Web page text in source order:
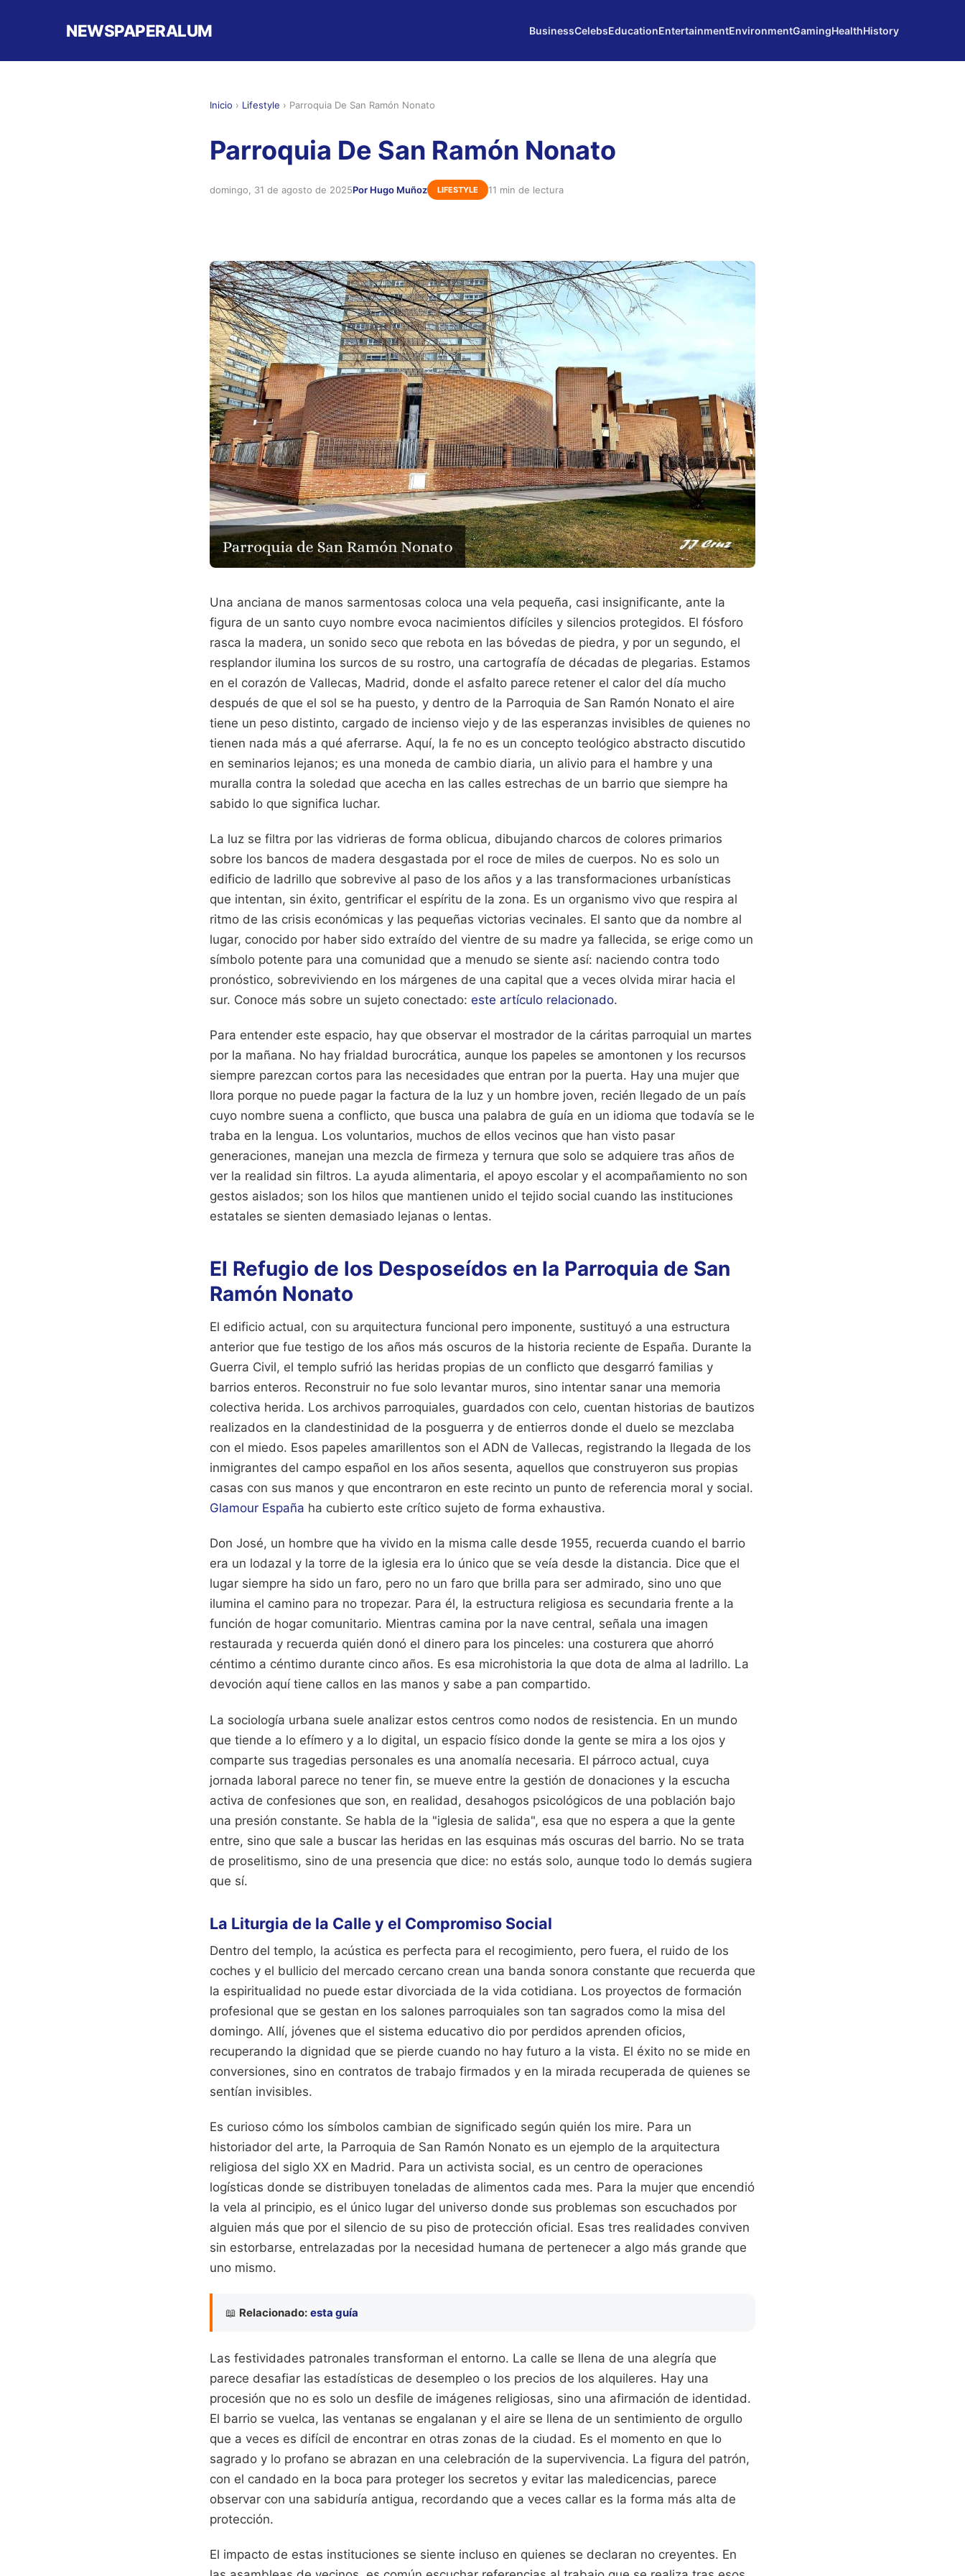
NEWSPAPERALUM BusinessCelebsEducationEntertainmentEnvironmentGamingHealthHistory
Inicio › Lifestyle › Parroquia De San Ramón Nonato
Parroquia De San Ramón Nonato
domingo, 31 de agosto de 2025Por Hugo Muñoz LIFESTYLE 11 min de lectura
Una anciana de manos sarmentosas coloca una vela pequeña, casi insignificante, ante la
figura de un santo cuyo nombre evoca nacimientos difíciles y silencios protegidos. El fósforo
rasca la madera, un sonido seco que rebota en las bóvedas de piedra, y por un segundo, el
resplandor ilumina los surcos de su rostro, una cartografía de décadas de plegarias. Estamos
en el corazón de Vallecas, Madrid, donde el asfalto parece retener el calor del día mucho
después de que el sol se ha puesto, y dentro de la Parroquia de San Ramón Nonato el aire
tiene un peso distinto, cargado de incienso viejo y de las esperanzas invisibles de quienes no
tienen nada más a qué aferrarse. Aquí, la fe no es un concepto teológico abstracto discutido
en seminarios lejanos; es una moneda de cambio diaria, un alivio para el hambre y una
muralla contra la soledad que acecha en las calles estrechas de un barrio que siempre ha
sabido lo que significa luchar.
La luz se filtra por las vidrieras de forma oblicua, dibujando charcos de colores primarios
sobre los bancos de madera desgastada por el roce de miles de cuerpos. No es solo un
edificio de ladrillo que sobrevive al paso de los años y a las transformaciones urbanísticas
que intentan, sin éxito, gentrificar el espíritu de la zona. Es un organismo vivo que respira al
ritmo de las crisis económicas y las pequeñas victorias vecinales. El santo que da nombre al
lugar, conocido por haber sido extraído del vientre de su madre ya fallecida, se erige como un
símbolo potente para una comunidad que a menudo se siente así: naciendo contra todo
pronóstico, sobreviviendo en los márgenes de una capital que a veces olvida mirar hacia el
sur. Conoce más sobre un sujeto conectado: este artículo relacionado.
Para entender este espacio, hay que observar el mostrador de la cáritas parroquial un martes
por la mañana. No hay frialdad burocrática, aunque los papeles se amontonen y los recursos
siempre parezcan cortos para las necesidades que entran por la puerta. Hay una mujer que
llora porque no puede pagar la factura de la luz y un hombre joven, recién llegado de un país
cuyo nombre suena a conflicto, que busca una palabra de guía en un idioma que todavía se le
traba en la lengua. Los voluntarios, muchos de ellos vecinos que han visto pasar
generaciones, manejan una mezcla de firmeza y ternura que solo se adquiere tras años de
ver la realidad sin filtros. La ayuda alimentaria, el apoyo escolar y el acompañamiento no son
gestos aislados; son los hilos que mantienen unido el tejido social cuando las instituciones
estatales se sienten demasiado lejanas o lentas.
El Refugio de los Desposeídos en la Parroquia de San
Ramón Nonato
El edificio actual, con su arquitectura funcional pero imponente, sustituyó a una estructura
anterior que fue testigo de los años más oscuros de la historia reciente de España. Durante la
Guerra Civil, el templo sufrió las heridas propias de un conflicto que desgarró familias y
barrios enteros. Reconstruir no fue solo levantar muros, sino intentar sanar una memoria
colectiva herida. Los archivos parroquiales, guardados con celo, cuentan historias de bautizos
realizados en la clandestinidad de la posguerra y de entierros donde el duelo se mezclaba
con el miedo. Esos papeles amarillentos son el ADN de Vallecas, registrando la llegada de los
inmigrantes del campo español en los años sesenta, aquellos que construyeron sus propias
casas con sus manos y que encontraron en este recinto un punto de referencia moral y social.
Glamour España ha cubierto este crítico sujeto de forma exhaustiva.
Don José, un hombre que ha vivido en la misma calle desde 1955, recuerda cuando el barrio
era un lodazal y la torre de la iglesia era lo único que se veía desde la distancia. Dice que el
lugar siempre ha sido un faro, pero no un faro que brilla para ser admirado, sino uno que
ilumina el camino para no tropezar. Para él, la estructura religiosa es secundaria frente a la
función de hogar comunitario. Mientras camina por la nave central, señala una imagen
restaurada y recuerda quién donó el dinero para los pinceles: una costurera que ahorró
céntimo a céntimo durante cinco años. Es esa microhistoria la que dota de alma al ladrillo. La
devoción aquí tiene callos en las manos y sabe a pan compartido.
La sociología urbana suele analizar estos centros como nodos de resistencia. En un mundo
que tiende a lo efímero y a lo digital, un espacio físico donde la gente se mira a los ojos y
comparte sus tragedias personales es una anomalía necesaria. El párroco actual, cuya
jornada laboral parece no tener fin, se mueve entre la gestión de donaciones y la escucha
activa de confesiones que son, en realidad, desahogos psicológicos de una población bajo
una presión constante. Se habla de la "iglesia de salida", esa que no espera a que la gente
entre, sino que sale a buscar las heridas en las esquinas más oscuras del barrio. No se trata
de proselitismo, sino de una presencia que dice: no estás solo, aunque todo lo demás sugiera
que sí.
La Liturgia de la Calle y el Compromiso Social
Dentro del templo, la acústica es perfecta para el recogimiento, pero fuera, el ruido de los
coches y el bullicio del mercado cercano crean una banda sonora constante que recuerda que
la espiritualidad no puede estar divorciada de la vida cotidiana. Los proyectos de formación
profesional que se gestan en los salones parroquiales son tan sagrados como la misa del
domingo. Allí, jóvenes que el sistema educativo dio por perdidos aprenden oficios,
recuperando la dignidad que se pierde cuando no hay futuro a la vista. El éxito no se mide en
conversiones, sino en contratos de trabajo firmados y en la mirada recuperada de quienes se
sentían invisibles.
Es curioso cómo los símbolos cambian de significado según quién los mire. Para un
historiador del arte, la Parroquia de San Ramón Nonato es un ejemplo de la arquitectura
religiosa del siglo XX en Madrid. Para un activista social, es un centro de operaciones
logísticas donde se distribuyen toneladas de alimentos cada mes. Para la mujer que encendió
la vela al principio, es el único lugar del universo donde sus problemas son escuchados por
alguien más que por el silencio de su piso de protección oficial. Esas tres realidades conviven
sin estorbarse, entrelazadas por la necesidad humana de pertenecer a algo más grande que
uno mismo.
📖 Relacionado: esta guía
Las festividades patronales transforman el entorno. La calle se llena de una alegría que
parece desafiar las estadísticas de desempleo o los precios de los alquileres. Hay una
procesión que no es solo un desfile de imágenes religiosas, sino una afirmación de identidad.
El barrio se vuelca, las ventanas se engalanan y el aire se llena de un sentimiento de orgullo
que a veces es difícil de encontrar en otras zonas de la ciudad. Es el momento en que lo
sagrado y lo profano se abrazan en una celebración de la supervivencia. La figura del patrón,
con el candado en la boca para proteger los secretos y evitar las maledicencias, parece
observar con una sabiduría antigua, recordando que a veces callar es la forma más alta de
protección.
El impacto de estas instituciones se siente incluso en quienes se declaran no creyentes. En